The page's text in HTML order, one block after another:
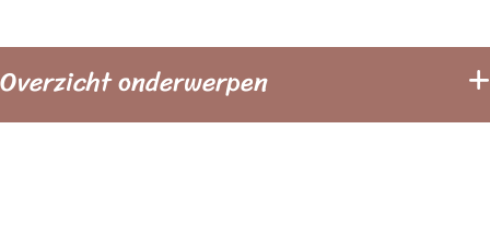
Overzicht onderwerpen